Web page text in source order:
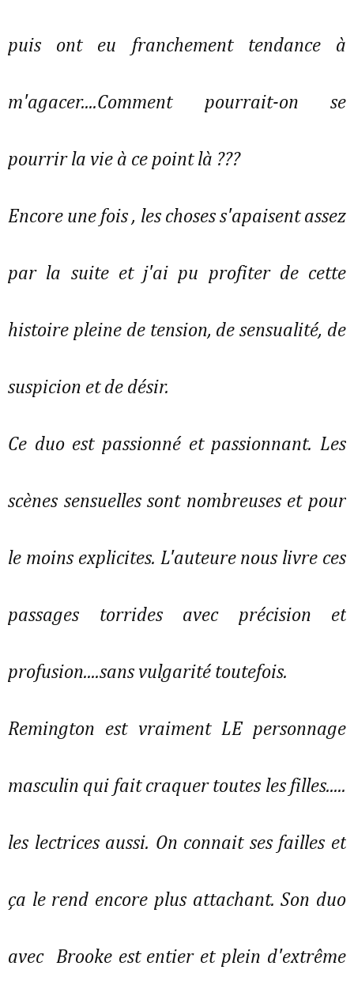
puis ont eu franchement tendance à
m'agacer....Comment pourrait-on se
pourrir la vie à ce point là ???
Encore une fois , les choses s'apaisent assez
par la suite et j'ai pu profiter de cette
histoire pleine de tension, de sensualité, de
suspicion et de désir.
Ce duo est passionné et passionnant. Les
scènes sensuelles sont nombreuses et pour
le moins explicites. L'auteure nous livre ces
passages torrides avec précision et
profusion....sans vulgarité toutefois.
Remington est vraiment LE personnage
masculin qui fait craquer toutes les filles.....
les lectrices aussi. On connait ses failles et
ça le rend encore plus attachant. Son duo
avec Brooke est entier et plein d'extrême